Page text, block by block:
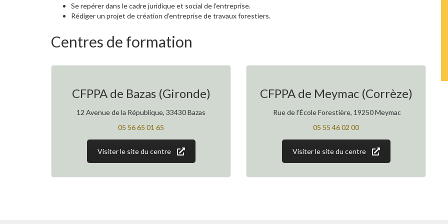
Se repérer dans le cadre juridique et social de l’entreprise.
Rédiger un projet de création d’entreprise de travaux forestiers.
Centres de formation
CFPPA de Bazas (Gironde)
12 Avenue de la République, 33430 Bazas
05 56 65 01 65
Visiter le site du centre
CFPPA de Meymac (Corrèze)
Rue de l’École Forestière, 19250 Meymac
05 55 46 02 00
Visiter le site du centre